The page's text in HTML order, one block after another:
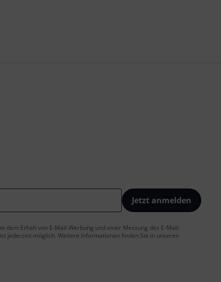
Jetzt anmelden
dem Erhalt von E-Mail-Werbung und einer Messung des E-Mail-
jederzeit möglich. Weitere Informationen finden Sie in unseren